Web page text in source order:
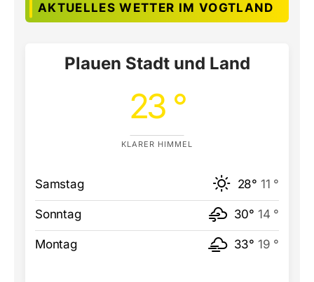
AKTUELLES WETTER IM VOGTLAND
Plauen Stadt und Land
23 °
KLARER HIMMEL
Samstag 28° 11 °
Sonntag 30° 14 °
Montag 33° 19 °